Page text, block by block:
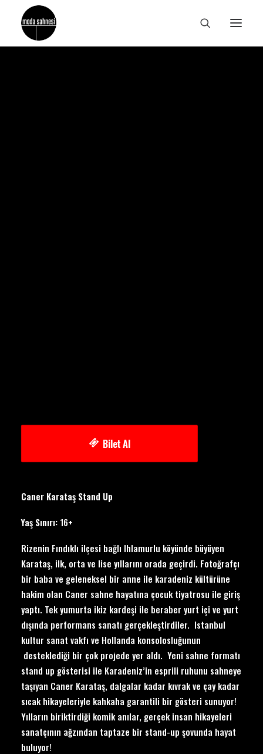
Bilet Al
Caner Karataş Stand Up
Yaş Sınırı: 16+
Rizenin Fındıklı ilçesi bağlı Ihlamurlu köyünde büyüyen
Karataş, ilk, orta ve lise yıllarını orada geçirdi. Fotoğrafçı
bir baba ve geleneksel bir anne ile karadeniz kültürüne
hakim olan Caner sahne hayatına çocuk tiyatrosu ile giriş
yaptı. Tek yumurta ikiz kardeşi ile beraber yurt içi ve yurt
dışında performans sanatı gerçekleştirdiler. Istanbul
kultur sanat vakfı ve Hollanda konsolosluğunun
desteklediği bir çok projede yer aldı. Yeni sahne formatı
stand up gösterisi ile Karadeniz’in esprili ruhunu sahneye
taşıyan Caner Karataş, dalgalar kadar kıvrak ve çay kadar
sıcak hikayeleriyle kahkaha garantili bir gösteri sunuyor!
Yılların biriktirdiği komik anılar, gerçek insan hikayeleri
sanatçının ağzından taptaze bir stand-up şovunda hayat
buluyor!